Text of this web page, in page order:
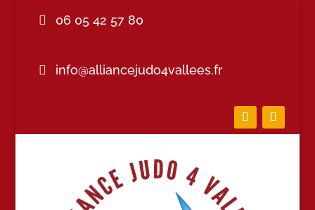
06 05 42 57 80
info@alliancejudo4vallees.fr